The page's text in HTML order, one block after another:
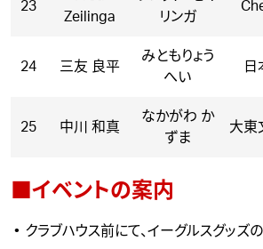
23
Zeilinga
リンガ
24 三友 良平
みともりょう
へい
日
25 中川 和真
なかがわ か
ずま
大東
■イベントの案内
クラブハウス前にて、イーグルスグッズ